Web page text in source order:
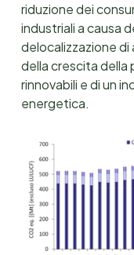
riduzione dei
industriali a causa
delocalizzazione
della crescita della
rinnovabili e di un
energetica.